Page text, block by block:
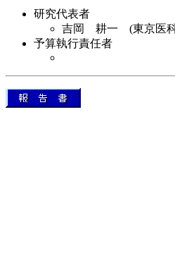
研究代表者
吉岡 耕一 (東京医
予算執行責任者